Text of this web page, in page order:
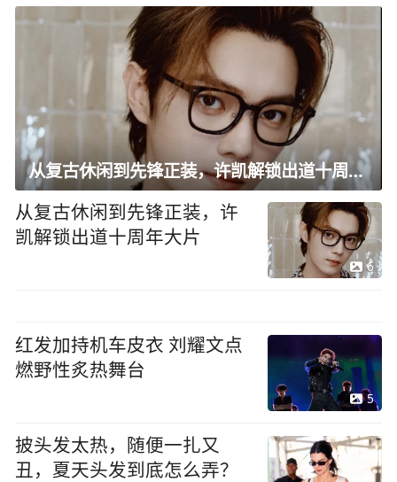
从复古休闲到先锋正装，许凯解锁出道十周年大片
从复古休闲到先锋正装，许
凯解锁出道十周年大片
6
红发加持机车皮衣 刘耀文点
燃野性炙热舞台
5
披头发太热，随便一扎又
丑，夏天头发到底怎么弄？